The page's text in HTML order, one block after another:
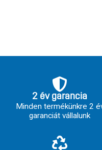
2 év garancia
Minden termékünkre 2
garanciát vállalunk